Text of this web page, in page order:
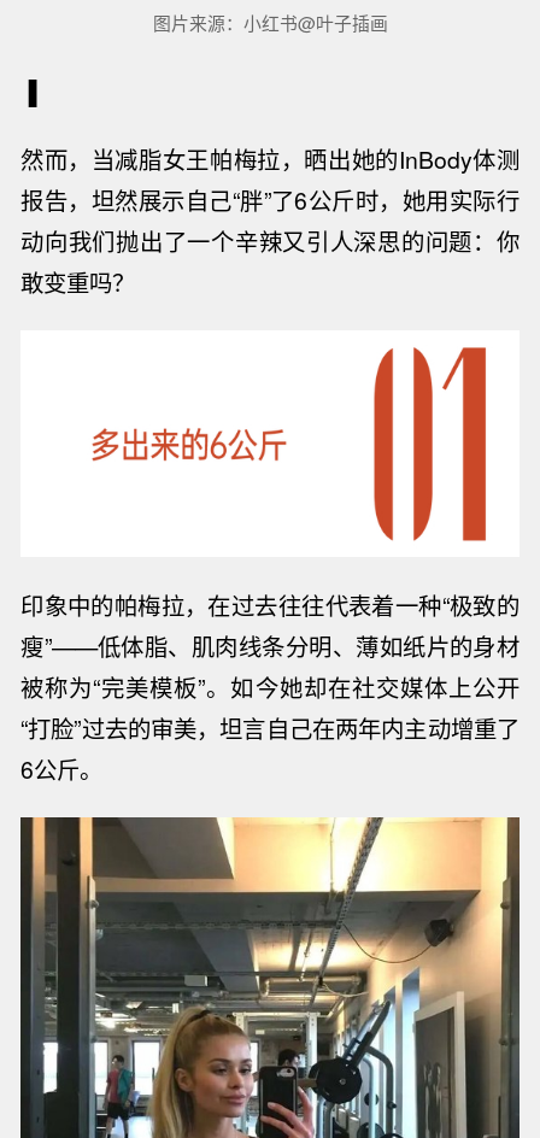
图片来源：小红书@叶子插画
▐
然而，当减脂女王帕梅拉，晒出她的InBody体测
报告，坦然展示自己“胖”了6公斤时，她用实际行
动向我们抛出了一个辛辣又引人深思的问题：你
敢变重吗？
印象中的帕梅拉，在过去往往代表着一种“极致的
瘦”——低体脂、肌肉线条分明、薄如纸片的身材
被称为“完美模板”。如今她却在社交媒体上公开
“打脸”过去的审美，坦言自己在两年内主动增重了
6公斤。